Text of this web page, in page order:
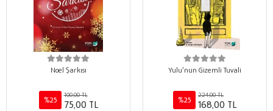
Noel Şarkısı
%25
100,00 TL
75,00 TL
Yulu’nun Gizemli Tuvali
%25
224,00 TL
168,00 TL